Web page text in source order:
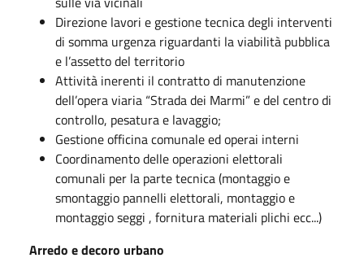
Direzione lavori e gestione tecnica degli interventi
di somma urgenza riguardanti la viabilità pubblica
e l’assetto del territorio
Attività inerenti il contratto di manutenzione
dell’opera viaria “Strada dei Marmi” e del centro di
controllo, pesatura e lavaggio;
Gestione officina comunale ed operai interni
Coordinamento delle operazioni elettorali
comunali per la parte tecnica (montaggio e
smontaggio pannelli elettorali, montaggio e
montaggio seggi , fornitura materiali plichi ecc...)
Arredo e decoro urbano